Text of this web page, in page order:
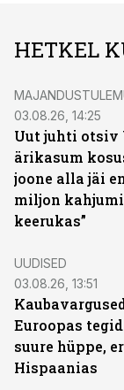
HETKEL
03.08.26, 14:25
Uut juhti otsiv
ärikasum
joone alla jäi
miljon
keerukas”
UUDISED
03.08.26, 13:51
Euroopas
suure hüppe,
Hispaanias